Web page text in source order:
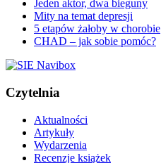
Jeden aktor, dwa bieguny
Mity na temat depresji
5 etapów żałoby w chorobie
CHAD – jak sobie pomóc?
Czytelnia
Aktualności
Artykuły
Wydarzenia
Recenzje książek